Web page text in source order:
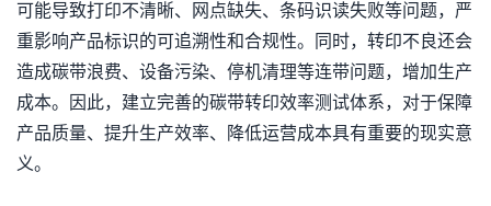
可能导致打印不清晰、网点缺失、条码识读失败等问题，严
重影响产品标识的可追溯性和合规性。同时，转印不良还会
造成碳带浪费、设备污染、停机清理等连带问题，增加生产
成本。因此，建立完善的碳带转印效率测试体系，对于保障
产品质量、提升生产效率、降低运营成本具有重要的现实意
义。